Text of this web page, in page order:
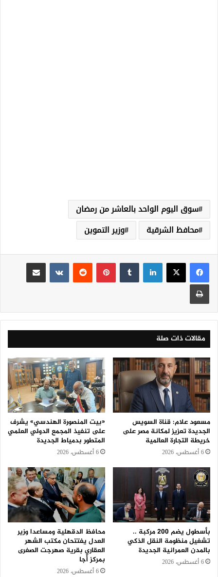
سوق اليوم الواحد بالعاشر من رمضان
محافظ الشرقية
وزير التموين
لينكدإن بينتيريست
مقالات ذات صلة
مسعود علام: قناة السويس
الجديدة تعزيز لمكانة مصر على
خريطة التجارة العالمية
6 أغسطس، 2026
«بيت المنصورة الهندسي» يشرف
على تنفيذ المجمع الدولي العلمي
المتطور بدمياط الجديدة
6 أغسطس، 2026
بأسطول يضم 200 مركبة ..
تشغيل منظومة النقل الذكي
بالمدن العمرانية الجديدة
6 أغسطس، 2026
محافظ الدقهلية ومساعدا وزير
العدل يفتتحان مكتب الشهر
العقاري بقرية صهرجت الصغرى
بمركز أجا
6 أغسطس، 2026